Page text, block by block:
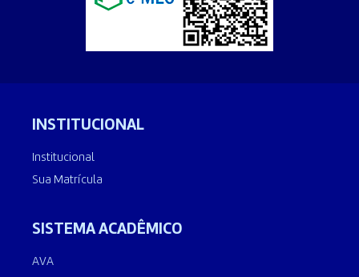
INSTITUCIONAL
Institucional
Sua Matrícula
SISTEMA ACADÊMICO
AVA